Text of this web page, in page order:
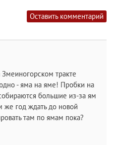
Оставить комментарий
тракте
- яма на яме! Пробки на
большие из-за ям
же год ждать до новой
там по ямам пока?